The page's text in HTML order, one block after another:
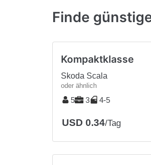
Finde
Kompaktklasse
Skoda Scala
oder ähnlich
5 3 4-5
USD 0.34/Tag